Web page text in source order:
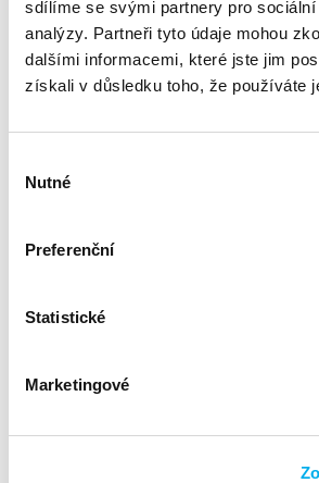
sdílíme se svými partnery pro
analýzy. Partneři tyto údaje mohou
dalšími informacemi, které jste jim
získali v důsledku toho, že používáte
souhlasu
Nutné
Preferenční
Statistické
Marketingové
ServiceHUB: Spolupráce, která
30. 09. 2025